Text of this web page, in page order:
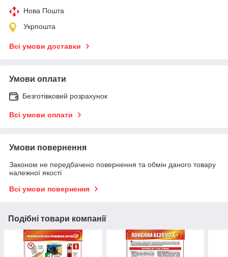
Нова Пошта
Укрпошта
Всі умови доставки
Умови оплати
Безготівковий розрахунок
Всі умови оплати
Умови повернення
Законом не передбачено повернення та обмін даного товару
належної якості
Всі умови повернення
Подібні товари компанії